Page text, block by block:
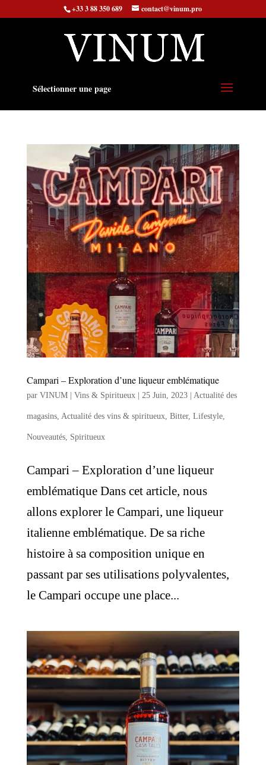
+33 3 88 350 689 contact@vinum.pro
Sélectionner une page
Campari – Exploration d’une liqueur emblématique
par VINUM | Vins & Spiritueux| 25 Juin, 2023| Actualité des
magasins, Actualité des vins & spiritueux, Bitter, Lifestyle,
Nouveautés, Spiritueux
Campari – Exploration d’une liqueur
emblématique Dans cet article, nous
allons explorer le Campari, une liqueur
italienne emblématique. De sa riche
histoire à sa composition unique en
passant par ses utilisations polyvalentes,
le Campari occupe une place...